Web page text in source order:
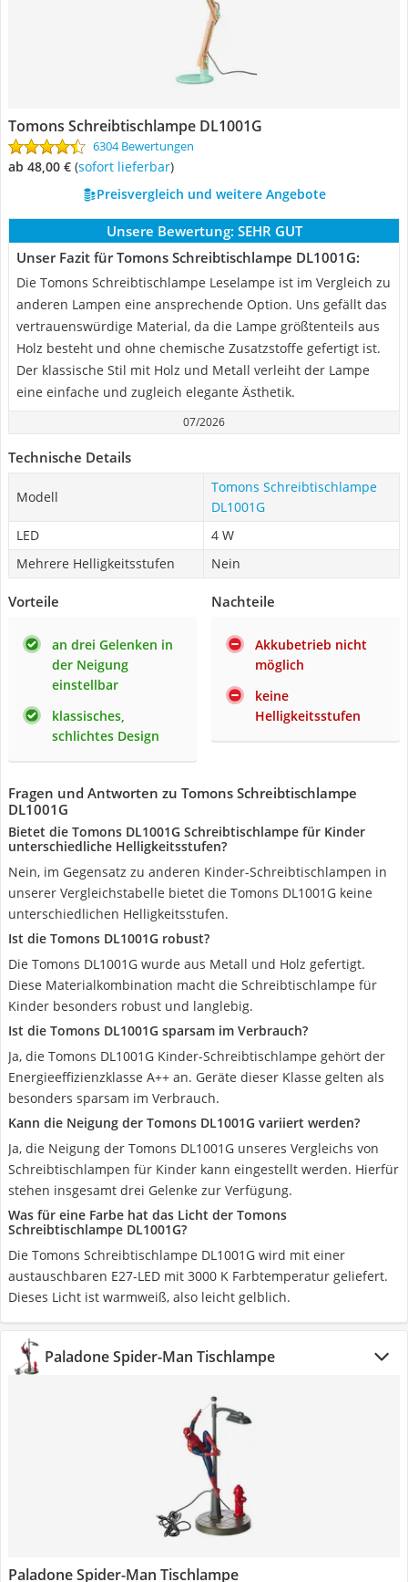
Tomons Schreibtischlampe DL1001G
6304 Bewertungen
ab 48,00 € ( Sofort lieferbar)
Preisvergleich und weitere Angebote
Unsere Bewertung: SEHR GUT
Unser Fazit für Tomons Schreibtischlampe DL1001G:
Die Tomons Schreibtischlampe Leselampe ist im Vergleich zu
anderen Lampen eine ansprechende Option. Uns gefällt das
vertrauenswürdige Material, da die Lampe größtenteils aus
Holz besteht und ohne chemische Zusatzstoffe gefertigt ist.
Der klassische Stil mit Holz und Metall verleiht der Lampe
eine einfache und zugleich elegante Ästhetik.
07/2026
Technische Details
Modell
Tomons Schreibtischlampe
DL1001G
LED
4 W
Mehrere Helligkeitsstufen
Nein
Vorteile
an drei Gelenken in
der Neigung
einstellbar
klassisches,
schlichtes Design
Nachteile
Akkubetrieb nicht
möglich
keine
Helligkeitsstufen
Fragen und Antworten zu Tomons Schreibtischlampe
DL1001G
Bietet die Tomons DL1001G Schreibtischlampe für Kinder
unterschiedliche Helligkeitsstufen?
Nein, im Gegensatz zu anderen Kinder-Schreibtischlampen in
unserer Vergleichstabelle bietet die Tomons DL1001G keine
unterschiedlichen Helligkeitsstufen.
Ist die Tomons DL1001G robust?
Die Tomons DL1001G wurde aus Metall und Holz gefertigt.
Diese Materialkombination macht die Schreibtischlampe für
Kinder besonders robust und langlebig.
Ist die Tomons DL1001G sparsam im Verbrauch?
Ja, die Tomons DL1001G Kinder-Schreibtischlampe gehört der
Energieeffizienzklasse A++ an. Geräte dieser Klasse gelten als
besonders sparsam im Verbrauch.
Kann die Neigung der Tomons DL1001G variiert werden?
Ja, die Neigung der Tomons DL1001G unseres Vergleichs von
Schreibtischlampen für Kinder kann eingestellt werden. Hierfür
stehen insgesamt drei Gelenke zur Verfügung.
Was für eine Farbe hat das Licht der Tomons
Schreibtischlampe DL1001G?
Die Tomons Schreibtischlampe DL1001G wird mit einer
austauschbaren E27-LED mit 3000 K Farbtemperatur geliefert.
Dieses Licht ist warmweiß, also leicht gelblich.
Paladone Spider-Man Tischlampe
Paladone Spider-Man Tischlampe